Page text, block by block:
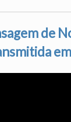
de